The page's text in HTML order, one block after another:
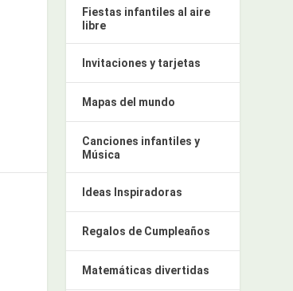
Fiestas infantiles al aire
libre
Invitaciones y tarjetas
Mapas del mundo
Canciones infantiles y
Música
Ideas Inspiradoras
Regalos de Cumpleaños
Matemáticas divertidas